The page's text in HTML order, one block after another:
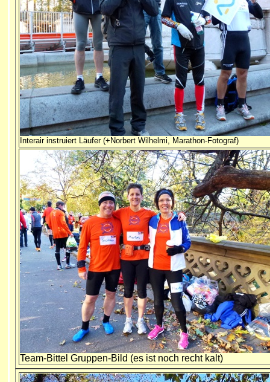
Interair instruiert Läufer (+Norbert Wilhelmi, Marathon-Fotograf)
Team-Bittel Gruppen-Bild (es ist noch recht kalt)